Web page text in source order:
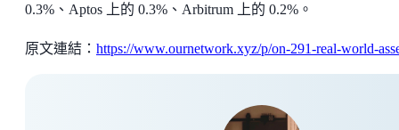
0.3%、Aptos 上的 0.3%、Arbitrum 上的 0.2%。
原文連結： https://www.ournetwork.xyz/p/on-291-real-world-